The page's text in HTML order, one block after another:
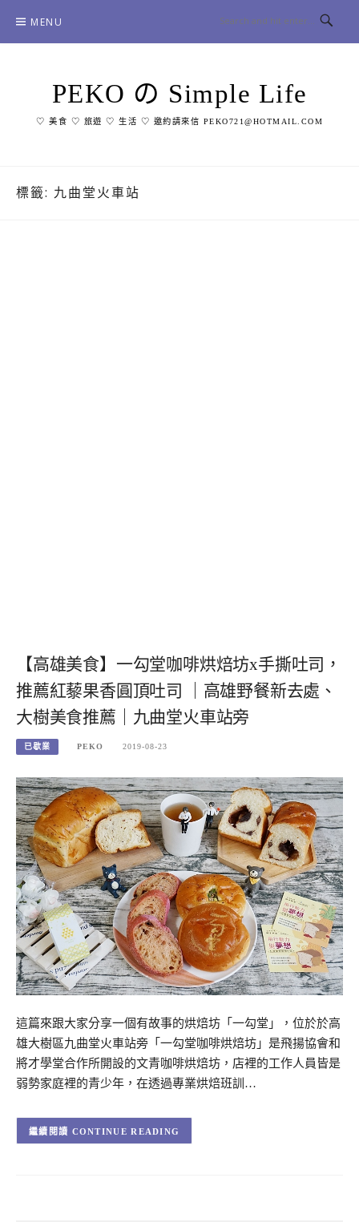
content
MENU
PEKO の Simple Life
♡ 美食 ♡ 旅遊 ♡ 生活 ♡ 邀約請來信 PEKO721@HOTMAIL.COM
標籤: 九曲堂火車站
【高雄美食】一勾堂咖啡烘焙坊x手撕吐司，
推薦紅藜果香圓頂吐司 ｜高雄野餐新去處、
大樹美食推薦｜九曲堂火車站旁
已歇業 PEKO 2019-08-23
這篇來跟大家分享一個有故事的烘焙坊「一勾堂」，位於於高
雄大樹區九曲堂火車站旁「一勾堂咖啡烘焙坊」是飛揚協會和
將才學堂合作所開設的文青咖啡烘焙坊，店裡的工作人員皆是
弱勢家庭裡的青少年，在透過專業烘焙班訓…
CONTINUE READING